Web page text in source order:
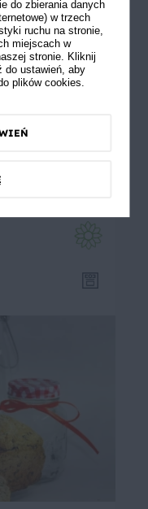
do zbierania danych
w trzech
ruchu na stronie,
miejscach w
stronie. Kliknij
do ustawień, aby
plików cookies.